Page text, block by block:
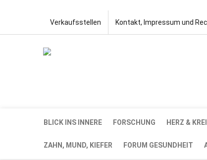
Verkaufsstellen Kontakt, Impressum und
BLICK INS INNERE FORSCHUNG HERZ &
ZAHN, MUND, KIEFER FORUM GESUNDHEIT